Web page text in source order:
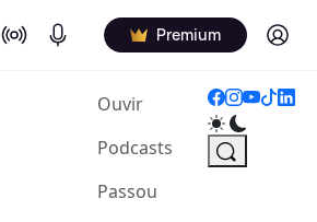
On Air Podcasts Premium Log in
Ouvir(current)
Podcasts
Passou